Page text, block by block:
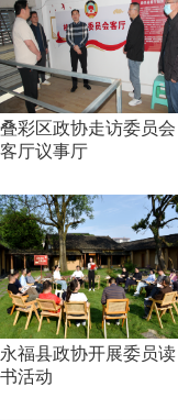
叠彩区政协走访委员会
客厅议事厅
永福县政协开展委员读
书活动